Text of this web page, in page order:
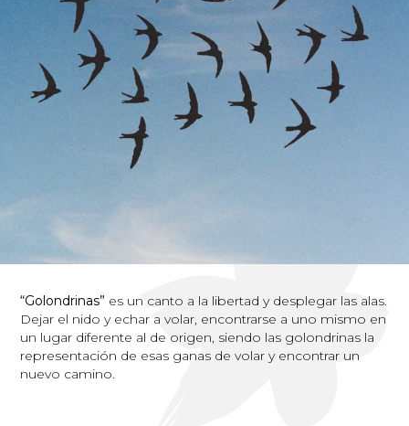
“Golondrinas” es un canto a la libertad y desplegar las alas.
Dejar el nido y echar a volar, encontrarse a uno mismo en
un lugar diferente al de origen, siendo las golondrinas la
representación de esas ganas de volar y encontrar un
nuevo camino.